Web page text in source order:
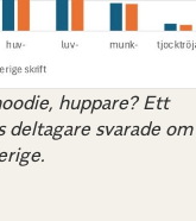
huppare? Ett
deltagare svarade om